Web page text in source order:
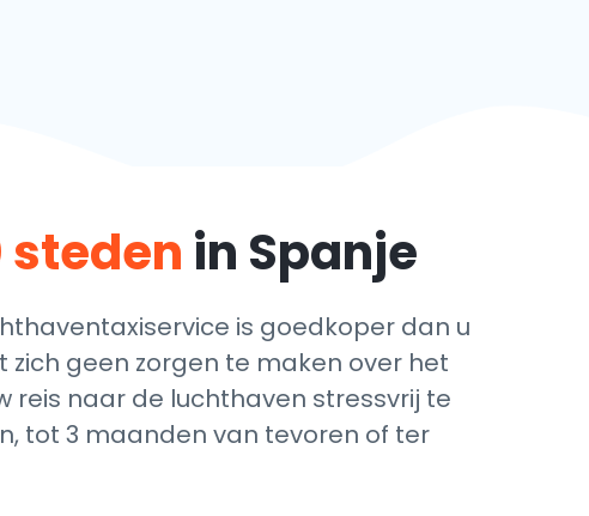
steden in Spanje
is goedkoper dan u
geen zorgen te maken over het
reis naar de luchthaven stressvrij te
tot 3 maanden van tevoren of ter